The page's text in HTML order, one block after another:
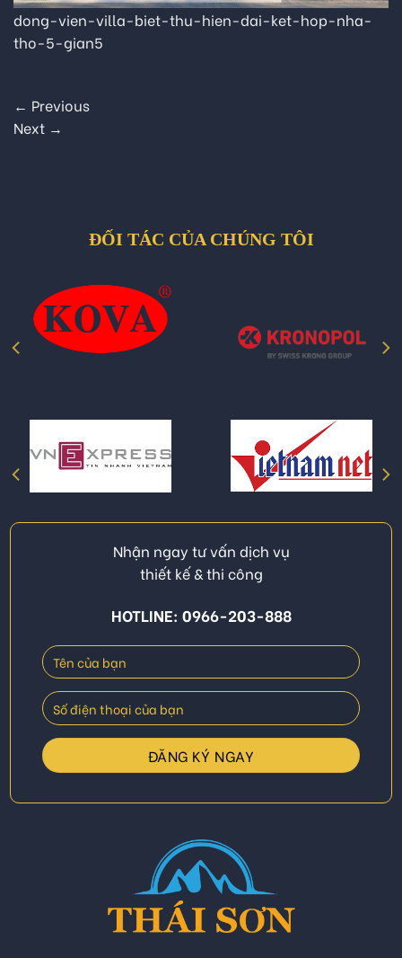
dong-vien-villa-biet-thu-hien-dai-ket-hop-nha-
tho-5-gian5
← Previous
Next →
ĐỐI TÁC CỦA CHÚNG TÔI
Nhận ngay tư vấn dịch vụ
thiết kế & thi công
HOTLINE: 0966-203-888